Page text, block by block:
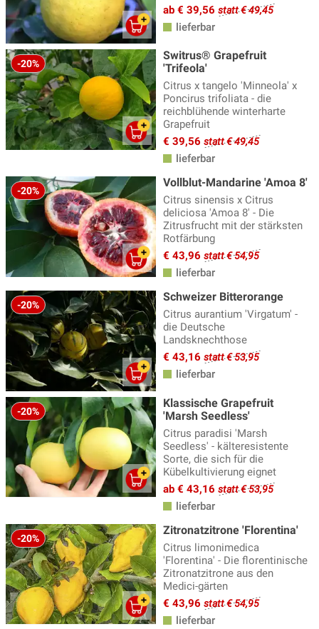
ab € 39,56 statt € 49,45
lieferbar
-20%
Switrus® Grapefruit
'Trifeola'
Citrus x tangelo 'Minneola' x
Poncirus trifoliata - die
reichblühende winterharte
Grapefruit
€ 39,56 statt € 49,45
lieferbar
-20%
Vollblut-Mandarine 'Amoa 8'
Citrus sinensis x Citrus
deliciosa 'Amoa 8' - Die
Zitrusfrucht mit der stärksten
Rotfärbung
€ 43,96 statt € 54,95
lieferbar
-20%
Schweizer Bitterorange
Citrus aurantium 'Virgatum' -
die Deutsche
Landsknechthose
€ 43,16 statt € 53,95
lieferbar
-20%
Klassische Grapefruit
'Marsh Seedless'
Citrus paradisi 'Marsh
Seedless' - kälteresistente
Sorte, die sich für die
Kübelkultivierung eignet
ab € 43,16 statt € 53,95
lieferbar
-20%
Zitronatzitrone 'Florentina'
Citrus limonimedica
'Florentina' - Die florentinische
Zitronatzitrone aus den
Medici-gärten
€ 43,96 statt € 54,95
lieferbar